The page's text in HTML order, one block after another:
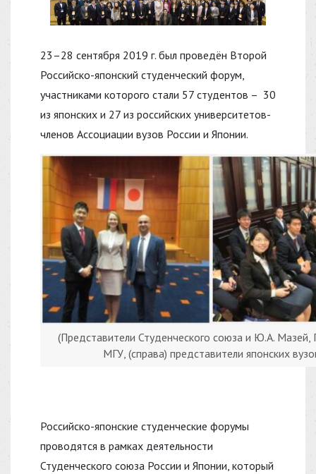
23–28 сентября 2019 г. был проведён Второй
Российско-японский студенческий форум,
участниками которого стали 57 студентов – 30
из японских и 27 из российских университетов-
членов Ассоциации вузов России и Японии.
(Представители Студенческого союза и Ю.А. Мазей,
МГУ, (справа) представители японских
Российско-японские студенческие форумы
проводятся в рамках деятельности
Студенческого союза России и Японии, который